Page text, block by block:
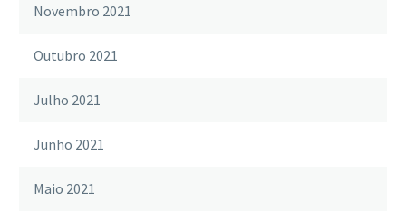
Novembro 2021
Outubro 2021
Julho 2021
Junho 2021
Maio 2021